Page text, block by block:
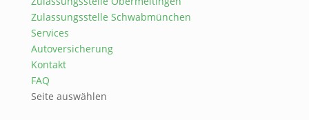
Zulassungsstelle Schwabmünchen
Services
Autoversicherung
Kontakt
FAQ
Seite auswählen